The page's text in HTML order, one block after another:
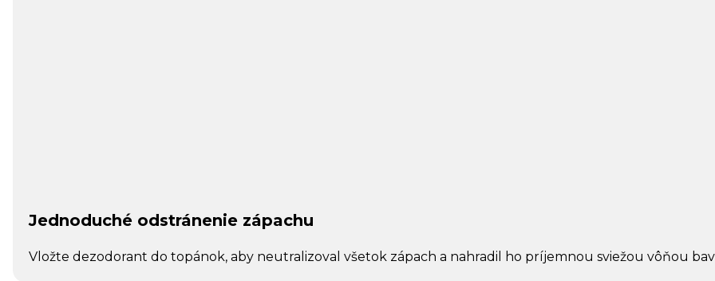
Jednoduché odstránenie zápachu
Vložte dezodorant do topánok, aby neutralizoval všetok zápach a nahradil ho príjemnou sviežou vôňou